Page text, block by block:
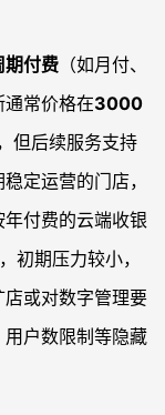
期付费 （如月付、
常价格在3000
但后续服务支持
定运营的门店，
付费的云端收银
初期压力较小，
店或对数字管理要
户数限制等隐藏